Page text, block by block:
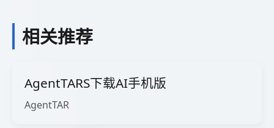
相关推荐
AgentTARS下载AI手机版
AgentTAR